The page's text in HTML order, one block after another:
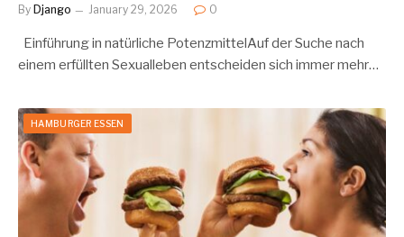
By Django January 29, 2026 0
Einführung in natürliche PotenzmittelAuf der Suche nach
einem erfüllten Sexualleben entscheiden sich immer mehr…
HAMBURGER ESSEN